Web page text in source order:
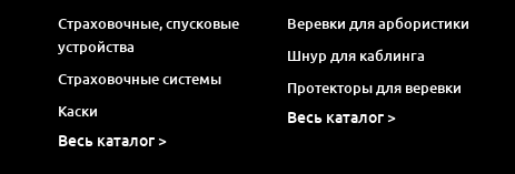
Страховочные, спусковые
устройства
Страховочные системы
Каски
Весь каталог >
Веревки для арбористики
Шнур для каблинга
Протекторы для веревки
Весь каталог >